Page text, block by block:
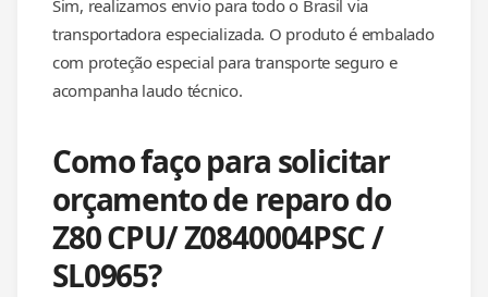
Sim, realizamos envio para todo o Brasil via
transportadora especializada. O produto é embalado
com proteção especial para transporte seguro e
acompanha laudo técnico.
Como faço para solicitar
orçamento de reparo do
Z80 CPU/ Z0840004PSC /
SL0965?